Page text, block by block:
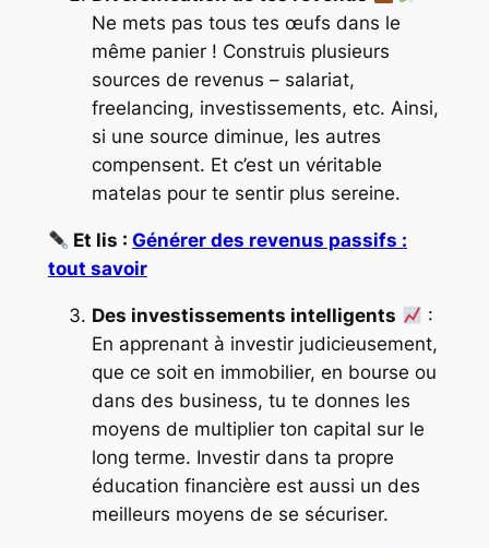
Ne mets pas tous tes œufs dans le
même panier ! Construis plusieurs
sources de revenus – salariat,
freelancing, investissements, etc. Ainsi,
si une source diminue, les autres
compensent. Et c’est un véritable
matelas pour te sentir plus sereine.
Et lis : Générer des revenus passifs :
tout savoir
Des investissements intelligents
:
En apprenant à investir judicieusement,
que ce soit en immobilier, en bourse ou
dans des business, tu te donnes les
moyens de multiplier ton capital sur le
long terme. Investir dans ta propre
éducation financière est aussi un des
meilleurs moyens de se sécuriser.